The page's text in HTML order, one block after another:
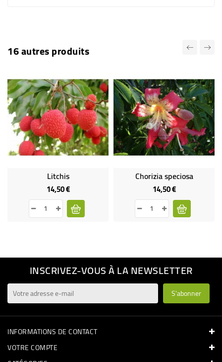
16 autres produits
Litchis
14,50 €Prix
Chorizia speciosa
14,50 €Prix
INSCRIVEZ-VOUS À LA NEWSLETTER
INFORMATIONS DE CONTACT
VOTRE COMPTE